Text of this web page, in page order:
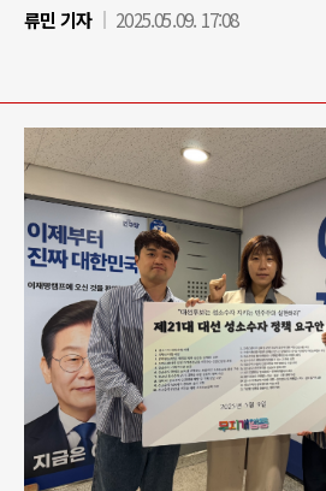
류민 기자
2025.05.09. 17:08